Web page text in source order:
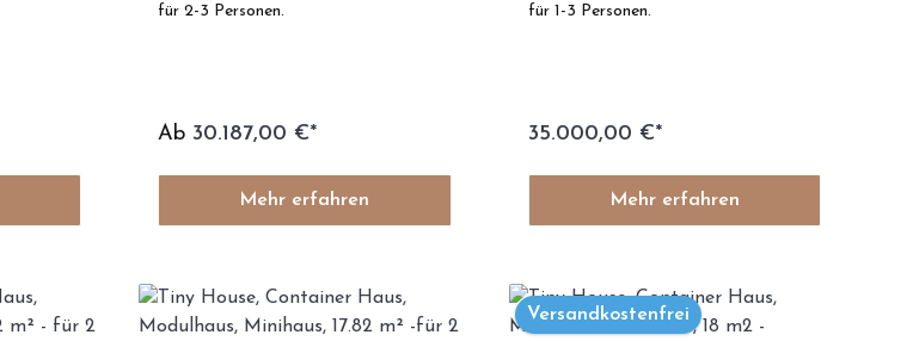
für 2-3 Personen.
Ab 30.187,00 €*
Mehr erfahren
für 1-3 Personen.
35.000,00 €*
Mehr erfahren
Versandkostenfrei